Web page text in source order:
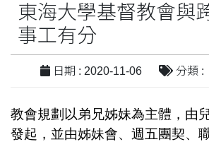
東海大學基督教會與
事工有分
日期 : 2020-11-06 分類 :
教會規劃以弟兄姊妹為主體，由
發起，並由姊妹會、週五團契、